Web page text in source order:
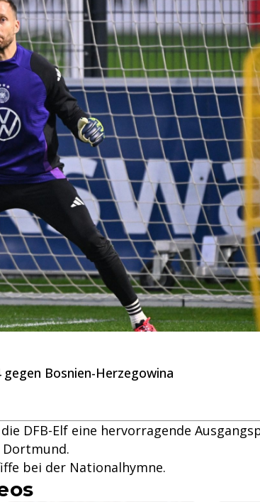
Bosnien-Herzegowina
DFB-Elf eine hervorragende
Dortmund.
bei der Nationalhymne.